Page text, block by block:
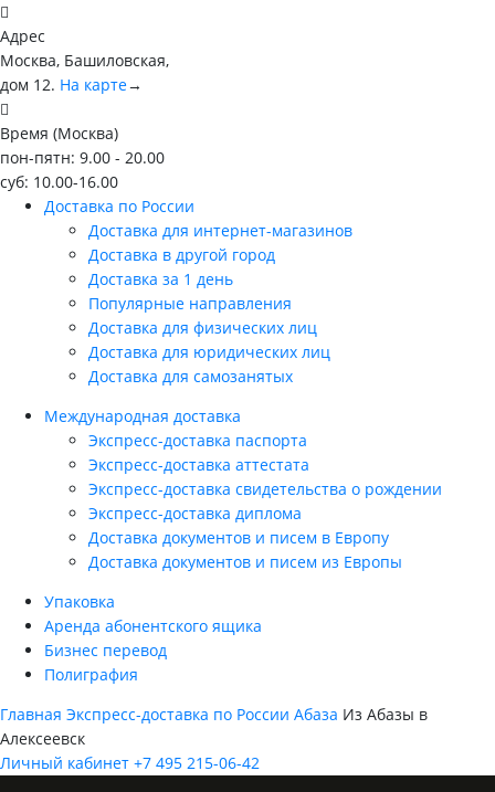
Адрес
Москва, Башиловская,
дом 12. На карте→
Время (Москва)
пон-пятн: 9.00 - 20.00
суб: 10.00-16.00
Доставка по России
Доставка для интернет-магазинов
Доставка в другой город
Доставка за 1 день
Популярные направления
Доставка для физических лиц
Доставка для юридических лиц
Доставка для самозанятых
Международная доставка
Экспресс-доставка паспорта
Экспресс-доставка аттестата
Экспресс-доставка свидетельства о рождении
Экспресс-доставка диплома
Доставка документов и писем в Европу
Доставка документов и писем из Европы
Упаковка
Аренда абонентского ящика
Бизнес перевод
Полиграфия
Главная Экспресс-доставка по России Абаза Из Абазы в
Алексеевск
Личный кабинет +7 495 215-06-42